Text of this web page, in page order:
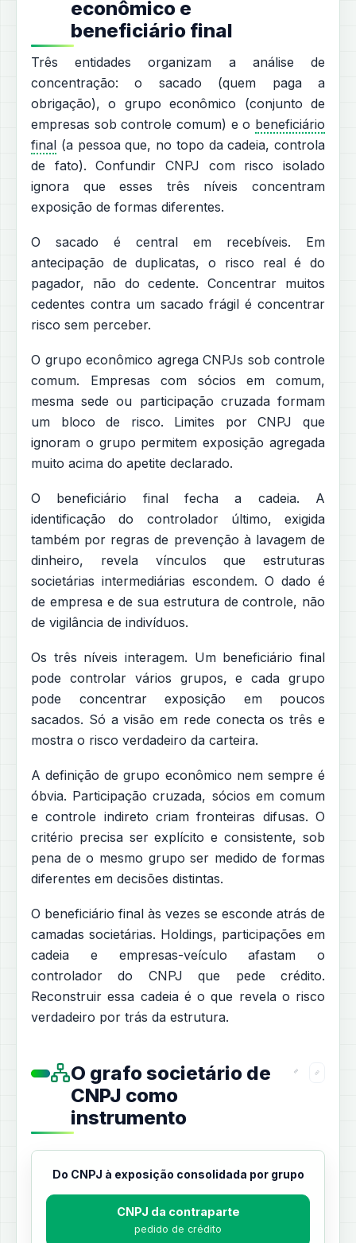
econômico e
beneficiário final
Três entidades organizam a análise de
concentração: o sacado (quem paga a
obrigação), o grupo econômico (conjunto de
empresas sob controle comum) e o beneficiário
final (a pessoa que, no topo da cadeia, controla
de fato). Confundir CNPJ com risco isolado
ignora que esses três níveis concentram
exposição de formas diferentes.
O sacado é central em recebíveis. Em
antecipação de duplicatas, o risco real é do
pagador, não do cedente. Concentrar muitos
cedentes contra um sacado frágil é concentrar
risco sem perceber.
O grupo econômico agrega CNPJs sob controle
comum. Empresas com sócios em comum,
mesma sede ou participação cruzada formam
um bloco de risco. Limites por CNPJ que
ignoram o grupo permitem exposição agregada
muito acima do apetite declarado.
O beneficiário final fecha a cadeia. A
identificação do controlador último, exigida
também por regras de prevenção à lavagem de
dinheiro, revela vínculos que estruturas
societárias intermediárias escondem. O dado é
de empresa e de sua estrutura de controle, não
de vigilância de indivíduos.
Os três níveis interagem. Um beneficiário final
pode controlar vários grupos, e cada grupo
pode concentrar exposição em poucos
sacados. Só a visão em rede conecta os três e
mostra o risco verdadeiro da carteira.
A definição de grupo econômico nem sempre é
óbvia. Participação cruzada, sócios em comum
e controle indireto criam fronteiras difusas. O
critério precisa ser explícito e consistente, sob
pena de o mesmo grupo ser medido de formas
diferentes em decisões distintas.
O beneficiário final às vezes se esconde atrás de
camadas societárias. Holdings, participações em
cadeia e empresas-veículo afastam o
controlador do CNPJ que pede crédito.
Reconstruir essa cadeia é o que revela o risco
verdadeiro por trás da estrutura.
O grafo societário de
CNPJ como
instrumento
Do CNPJ à exposição consolidada por grupo
CNPJ da contraparte
pedido de crédito